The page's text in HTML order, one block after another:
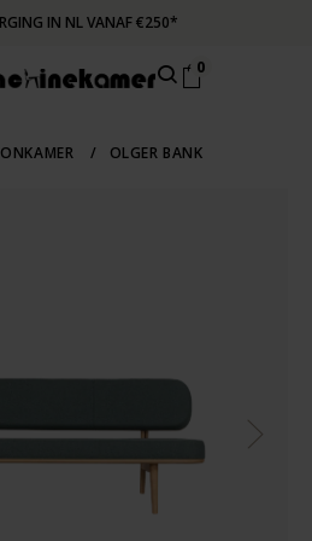
IN NL VANAF €250*
0
/ OLGER BANK